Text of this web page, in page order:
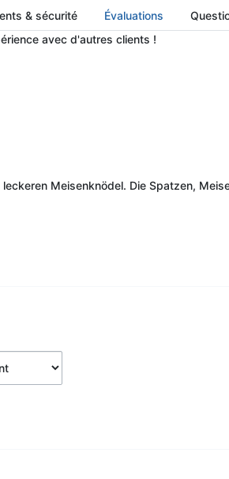
& sécurité Évaluations
avec d'autres clients !
Meisenknödel. Die Spatzen,